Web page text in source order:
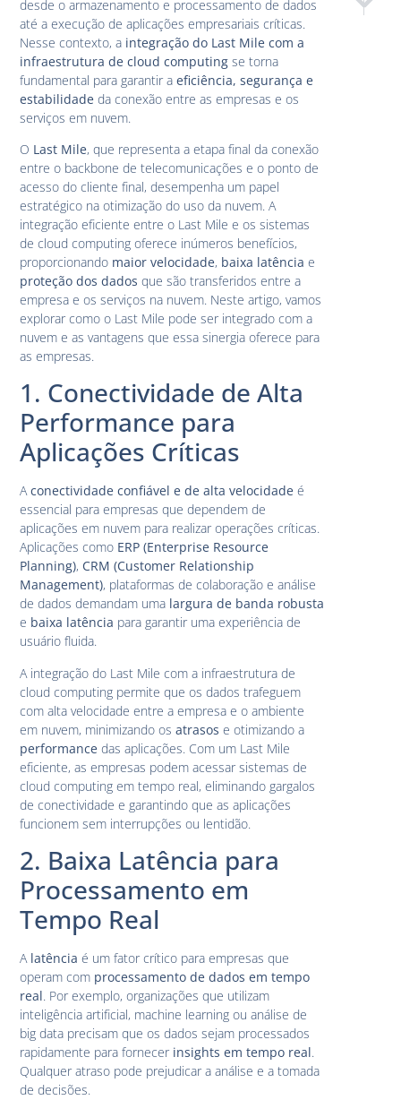
desde o armazenamento e processamento de dados
até a execução de aplicações empresariais críticas.
Nesse contexto, a integração do Last Mile com a
infraestrutura de cloud computing se torna
fundamental para garantir aeficiência, segurança e
estabilidade da conexão entre as empresas e os
serviços em nuvem.
O Last Mile, que representa a etapa final da conexão
entre o backbone de telecomunicações e o ponto de
acesso do cliente final, desempenha um papel
estratégico na otimização do uso da nuvem. A
integração eficiente entre o Last Mile e os sistemas
de cloud computing oferece inúmeros benefícios,
proporcionando maior velocidade, baixa latência e
proteção dos dados que são transferidos entre a
empresa e os serviços na nuvem. Neste artigo, vamos
explorar como o Last Mile pode ser integrado com a
nuvem e as vantagens que essa sinergia oferece para
as empresas.
1. Conectividade de Alta
Performance para
Aplicações Críticas
Aconectividade confiável e de alta velocidade é
essencial para empresas que dependem de
aplicações em nuvem para realizar operações críticas.
Aplicações como ERP (Enterprise Resource
Planning), CRM (Customer Relationship
Management), plataformas de colaboração e análise
de dados demandam uma largura de banda robusta
e baixa latência para garantir uma experiência de
usuário fluida.
A integração do Last Mile com a infraestrutura de
cloud computing permite que os dados trafeguem
com alta velocidade entre a empresa e o ambiente
em nuvem, minimizando osatrasos e otimizando a
performance das aplicações. Com um Last Mile
eficiente, as empresas podem acessar sistemas de
cloud computing em tempo real, eliminando gargalos
de conectividade e garantindo que as aplicações
funcionem sem interrupções ou lentidão.
2. Baixa Latência para
Processamento em
Tempo Real
A latência é um fator crítico para empresas que
operam com processamento de dados em tempo
real. Por exemplo, organizações que utilizam
inteligência artificial, machine learning ou análise de
big data precisam que os dados sejam processados
rapidamente para fornecer insights em tempo real.
Qualquer atraso pode prejudicar a análise e a tomada
de decisões.
Last Mile